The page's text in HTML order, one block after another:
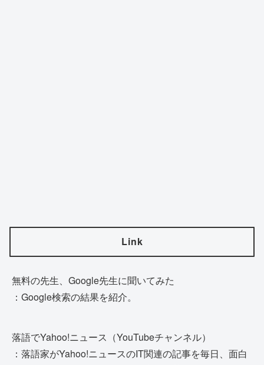
Link
無料の先生、Google先生に聞いてみた
：Google検索の結果を紹介。
落語でYahoo!ニュース（YouTubeチャンネル）
：落語家がYahoo!ニュースのIT関連の記事を毎日、面白